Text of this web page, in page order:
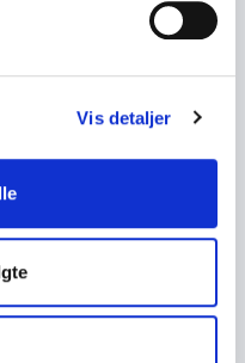
Vis detaljer
til jeres næste
er Rikke Viemose
er lige dele